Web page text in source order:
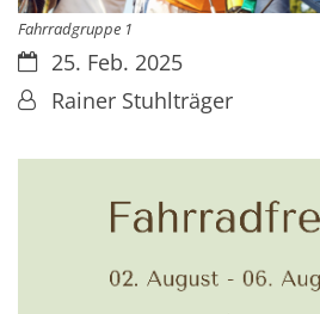
Fahrradgruppe 1
Datum:25. Feb. 2025
Von:Rainer Stuhlträger